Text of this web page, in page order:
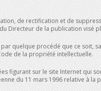
de rectification et de
Directeur de la publication visé
quelque procédé que ce soit,
de la propriété intellectuelle.
figurant sur le site Internet
du 11 mars 1996 relative à